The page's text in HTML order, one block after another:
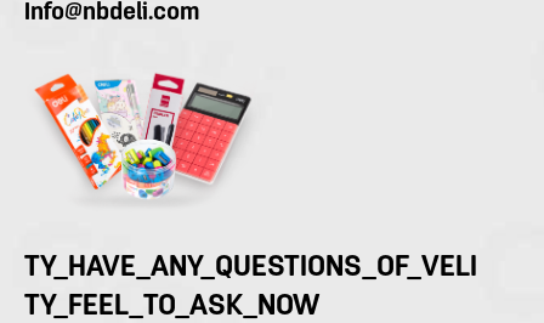
Info@nbdeli.com
TY_HAVE_ANY_QUESTIONS_OF_VELI
TY_FEEL_TO_ASK_NOW